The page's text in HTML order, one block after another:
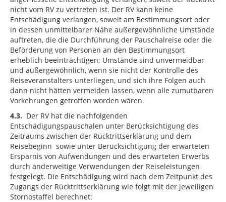
nicht vom RV zu vertreten ist. Der RV kann keine
Entschädigung verlangen, soweit am Bestimmungsort oder
in dessen unmittelbarer Nähe außergewöhnliche Umstände
auftreten, die die Durchführung der Pauschalreise oder die
Beförderung von Personen an den Bestimmungsort
erheblich beeinträchtigen; Umstände sind unvermeidbar
und außergewöhnlich, wenn sie nicht der Kontrolle des
Reiseveranstalters unterliegen, und sich ihre Folgen auch
dann nicht hätten vermeiden lassen, wenn alle zumutbaren
Vorkehrungen getroffen worden wären.
4.3. Der RV hat die nachfolgenden
Entschädigungspauschalen unter Berücksichtigung des
Zeitraums zwischen der Rücktrittserklärung und dem
Reisebeginn sowie unter Berücksichtigung der erwarteten
Ersparnis von Aufwendungen und des erwarteten Erwerbs
durch anderweitige Verwendungen der Reiseleistungen
festgelegt. Die Entschädigung wird nach dem Zeitpunkt des
Zugangs der Rücktrittserklärung wie folgt mit der jeweiligen
Stornostaffel berechnet: